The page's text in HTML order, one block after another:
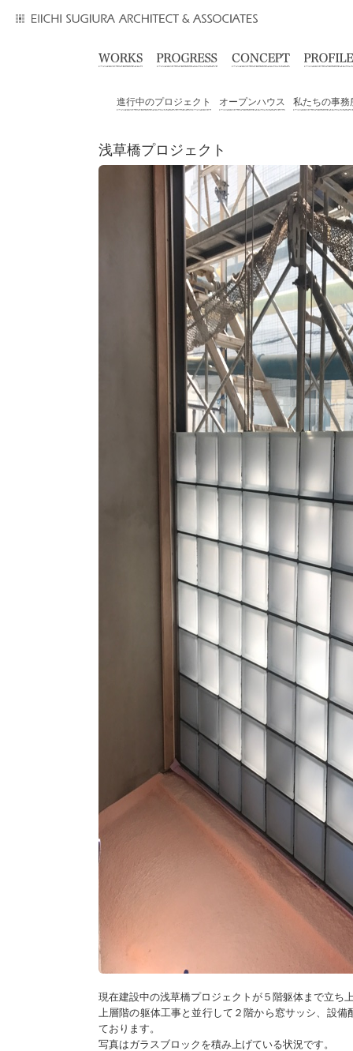
進行中のプロジェクト オープンハウス 私たちの事務
浅草橋プロジェクト
現在建設中の浅草橋プロジェクトが５階躯体まで立ち
上層階の躯体工事と並行して２階から窓サッシ、設備
ております。
写真はガラスブロックを積み上げている状況です。